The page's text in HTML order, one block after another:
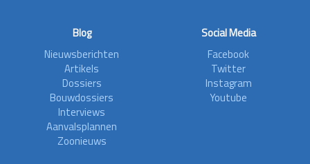
Blog
Nieuwsberichten
Artikels
Dossiers
Bouwdossiers
Interviews
Aanvalsplannen
Zoonieuws
Social Media
Facebook
Twitter
Instagram
Youtube